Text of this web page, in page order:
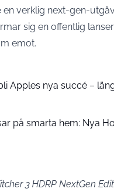
en verklig next-gen-
sig en offentlig
emot.
Apples nya succé –
på smarta hem: Nya
3 HDRP NextGen